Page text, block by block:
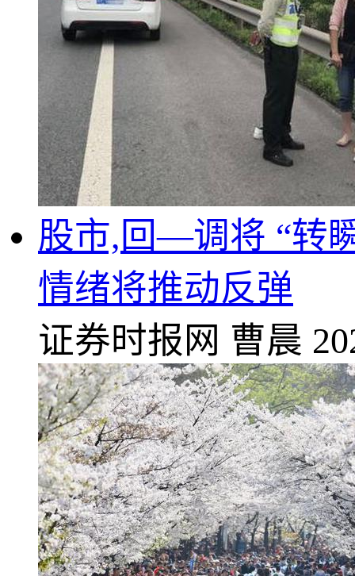
股市,回—调将 “转
情绪将推动反弹
证券时报网 曹晨